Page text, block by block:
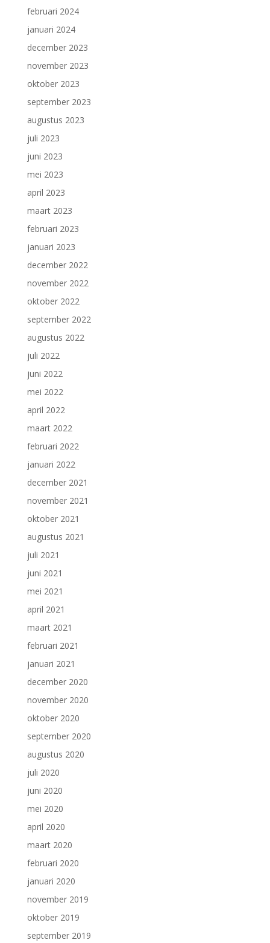
februari 2024
januari 2024
december 2023
november 2023
oktober 2023
september 2023
augustus 2023
juli 2023
juni 2023
mei 2023
april 2023
maart 2023
februari 2023
januari 2023
december 2022
november 2022
oktober 2022
september 2022
augustus 2022
juli 2022
juni 2022
mei 2022
april 2022
maart 2022
februari 2022
januari 2022
december 2021
november 2021
oktober 2021
augustus 2021
juli 2021
juni 2021
mei 2021
april 2021
maart 2021
februari 2021
januari 2021
december 2020
november 2020
oktober 2020
september 2020
augustus 2020
juli 2020
juni 2020
mei 2020
april 2020
maart 2020
februari 2020
januari 2020
november 2019
oktober 2019
september 2019